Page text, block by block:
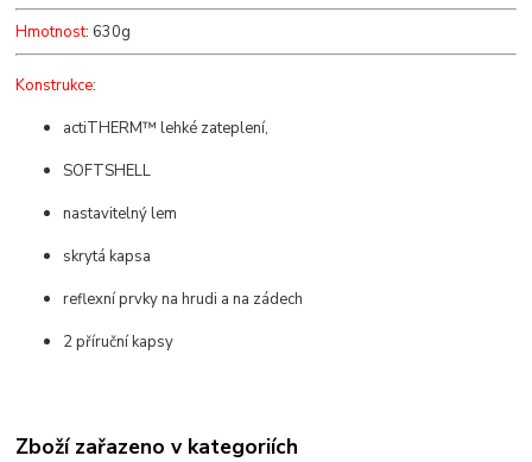
Hmotnost: 630g
Konstrukce:
actiTHERM™ lehké zateplení,
SOFTSHELL
nastavitelný lem
skrytá kapsa
reflexní prvky na hrudi a na zádech
2 příruční kapsy
Zboží zařazeno v kategoriích